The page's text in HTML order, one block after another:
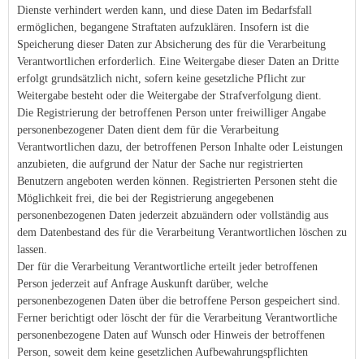
Dienste verhindert werden kann, und diese Daten im Bedarfsfall
ermöglichen, begangene Straftaten aufzuklären. Insofern ist die
Speicherung dieser Daten zur Absicherung des für die Verarbeitung
Verantwortlichen erforderlich. Eine Weitergabe dieser Daten an Dritte
erfolgt grundsätzlich nicht, sofern keine gesetzliche Pflicht zur
Weitergabe besteht oder die Weitergabe der Strafverfolgung dient.
Die Registrierung der betroffenen Person unter freiwilliger Angabe
personenbezogener Daten dient dem für die Verarbeitung
Verantwortlichen dazu, der betroffenen Person Inhalte oder Leistungen
anzubieten, die aufgrund der Natur der Sache nur registrierten
Benutzern angeboten werden können. Registrierten Personen steht die
Möglichkeit frei, die bei der Registrierung angegebenen
personenbezogenen Daten jederzeit abzuändern oder vollständig aus
dem Datenbestand des für die Verarbeitung Verantwortlichen löschen zu
lassen.
Der für die Verarbeitung Verantwortliche erteilt jeder betroffenen
Person jederzeit auf Anfrage Auskunft darüber, welche
personenbezogenen Daten über die betroffene Person gespeichert sind.
Ferner berichtigt oder löscht der für die Verarbeitung Verantwortliche
personenbezogene Daten auf Wunsch oder Hinweis der betroffenen
Person, soweit dem keine gesetzlichen Aufbewahrungspflichten